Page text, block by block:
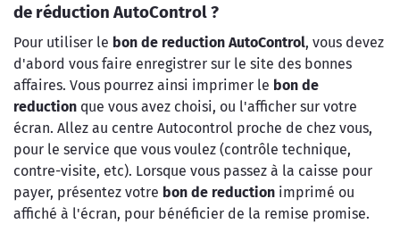
de réduction AutoControl ?
Pour utiliser le bon de reduction AutoControl, vous devez
d'abord vous faire enregistrer sur le site des bonnes
affaires. Vous pourrez ainsi imprimer le bon de
reduction que vous avez choisi, ou l'afficher sur votre
écran. Allez au centre Autocontrol proche de chez vous,
pour le service que vous voulez (contrôle technique,
contre-visite, etc). Lorsque vous passez à la caisse pour
payer, présentez votre bon de reduction imprimé ou
affiché à l'écran, pour bénéficier de la remise promise.